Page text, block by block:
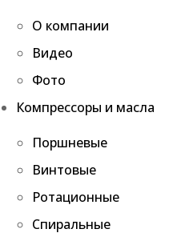
О компании
Видео
Фото
Компрессоры и масла
Поршневые
Винтовые
Ротационные
Спиральные